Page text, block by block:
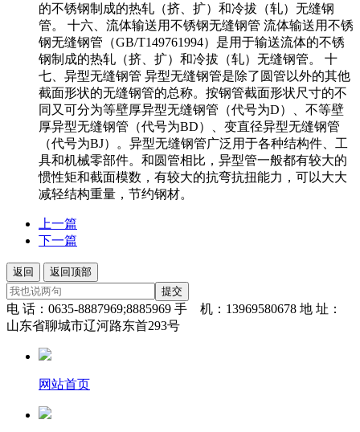
的不锈钢制成的热轧（挤、扩）和冷拔（轧）无缝钢
管。 十六、流体输送用不锈钢无缝钢管 流体输送用不锈
钢无缝钢管（GB/T149761994）是用于输送流体的不锈
钢制成的热轧（挤、扩）和冷拔（轧）无缝钢管。 十
七、异型无缝钢管 异型无缝钢管是除了圆管以外的其他
截面形状的无缝钢管的总称。按钢管截面形状尺寸的不
同又可分为等壁厚异型无缝钢管（代号为D）、不等壁
厚异型无缝钢管（代号为BD）、变直径异型无缝钢管
（代号为BJ）。异型无缝钢管广泛用于各种结构件、工
具和机械零部件。和圆管相比，异型管一般都有较大的
惯性矩和截面模数，有较大的抗弯抗扭能力，可以大大
减轻结构重量，节约钢材。
上一篇
下一篇
返回
返回顶部
提交
电 话：0635-8887969;8885969 手 机：13969580678 地 址：
山东省聊城市辽河路东首293号
网站首页